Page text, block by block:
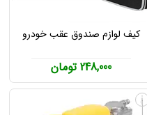
کیف لوازم صندوق عقب خودرو
248,000 تومان
i